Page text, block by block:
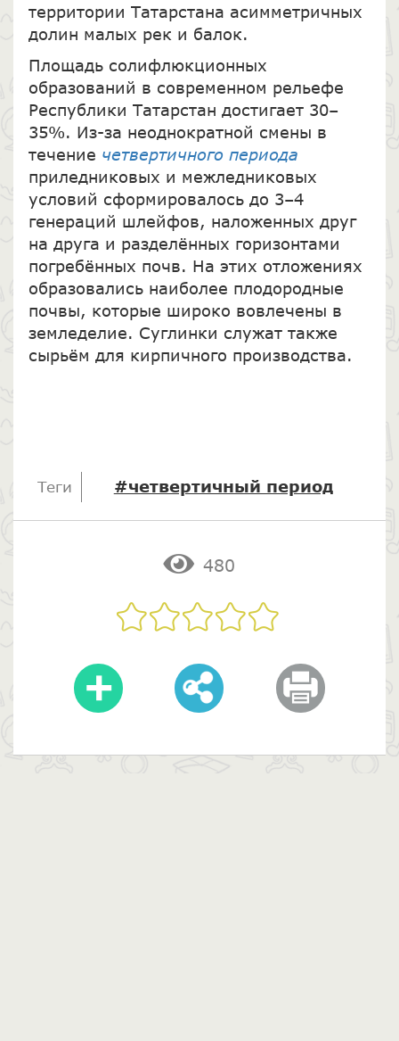
территории Татарстана асимметричных
долин малых рек и балок.
Площадь солифлюкционных
образований в современном рельефе
Республики Татарстан достигает 30–
35%. Из-за неоднократной смены в
течение четвертичного периода
приледниковых и межледниковых
условий сформировалось до 3–4
генераций шлейфов, наложенных друг
на друга и разделённых горизонтами
погребённых почв. На этих отложениях
образовались наиболее плодородные
почвы, которые широко вовлечены в
земледелие. Суглинки служат также
сырьём для кирпичного производства.
Теги #четвертичный период
480